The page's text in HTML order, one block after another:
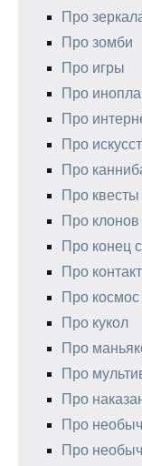
Про
Про зомби
Про игры
Про
Про
Про
Про
Про квесты
Про клонов
Про конец
Про
Про космос
Про кукол
Про
Про
Про
Про
Про